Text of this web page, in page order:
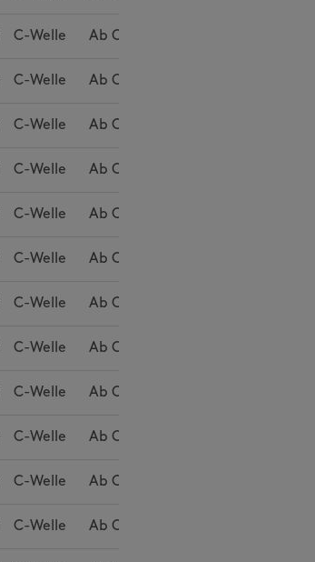
C-Welle Ab CHF 1.69
C-Welle Ab CHF 1.85
C-Welle Ab CHF 1.85
C-Welle Ab CHF 1.91
C-Welle Ab CHF 2.06
C-Welle Ab CHF 2.73
C-Welle Ab CHF 2.79
C-Welle Ab CHF 2.93
C-Welle Ab CHF 2.88
C-Welle Ab CHF 2.93
C-Welle Ab CHF 3.11
C-Welle Ab CHF 3.23